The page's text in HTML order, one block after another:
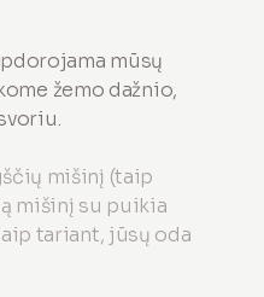
mūsų
žemo dažnio,
mišinį (taip
mišinį su puikia
tariant, jūsų oda